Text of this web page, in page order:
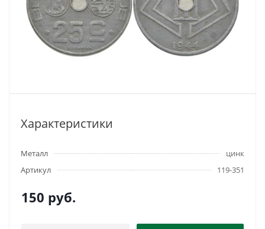
Характеристики
Металл
цинк
Артикул
119-351
150 руб.